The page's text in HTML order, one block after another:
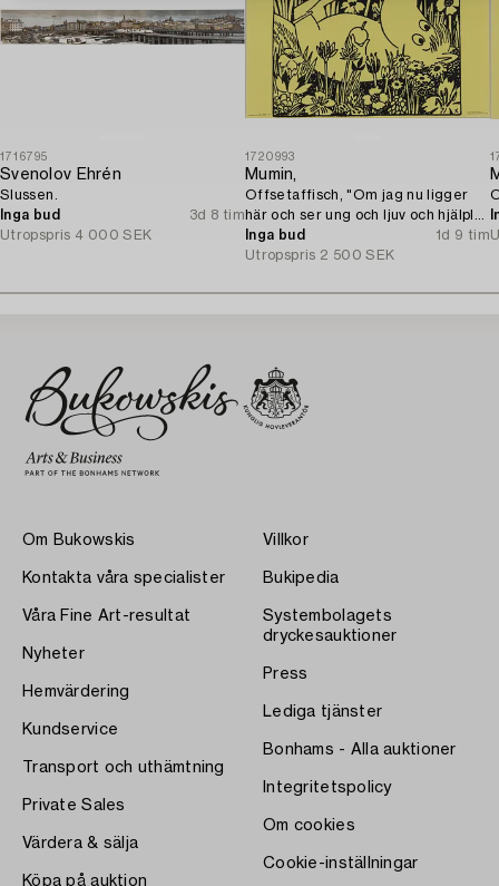
1716795
Svenolov Ehrén
Slussen.
Inga bud
3d 8 tim
Utropspris 4 000 SEK
1720993
Mumin,
Offsetaffisch, "Om jag nu ligger
här och ser ung och ljuv och hjälplös
ut...".
Inga bud
1d 9 tim
Utropspris 2 500 SEK
Om Bukowskis
Kontakta våra specialister
Våra Fine Art-resultat
Nyheter
Hemvärdering
Kundservice
Transport och uthämtning
Private Sales
Värdera & sälja
Köpa på auktion
Villkor
Bukipedia
Systembolagets
dryckesauktioner
Press
Lediga tjänster
Bonhams - Alla auktioner
Integritetspolicy
Om cookies
Cookie-inställningar